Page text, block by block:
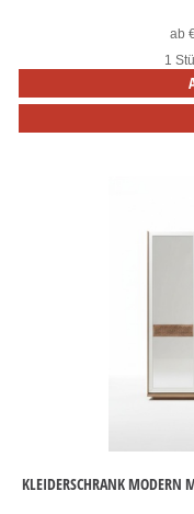
ab
1
KLEIDERSCHRANK MODERN